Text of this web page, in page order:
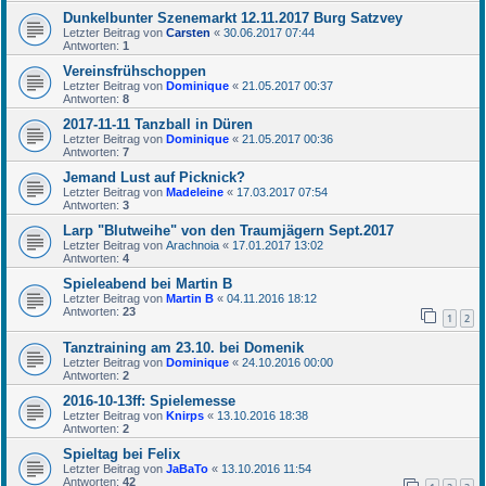
Dunkelbunter Szenemarkt 12.11.2017 Burg Satzvey
Letzter Beitrag von Carsten « 30.06.2017 07:44
Antworten: 1
Vereinsfrühschoppen
Letzter Beitrag von Dominique « 21.05.2017 00:37
Antworten: 8
2017-11-11 Tanzball in Düren
Letzter Beitrag von Dominique « 21.05.2017 00:36
Antworten: 7
Jemand Lust auf Picknick?
Letzter Beitrag von Madeleine « 17.03.2017 07:54
Antworten: 3
Larp "Blutweihe" von den Traumjägern Sept.2017
Letzter Beitrag von Arachnoia « 17.01.2017 13:02
Antworten: 4
Spieleabend bei Martin B
Letzter Beitrag von Martin B « 04.11.2016 18:12
Antworten: 23 1 2
Tanztraining am 23.10. bei Domenik
Letzter Beitrag von Dominique « 24.10.2016 00:00
Antworten: 2
2016-10-13ff: Spielemesse
Letzter Beitrag von Knirps « 13.10.2016 18:38
Antworten: 2
Spieltag bei Felix
Letzter Beitrag von JaBaTo « 13.10.2016 11:54
Antworten: 42